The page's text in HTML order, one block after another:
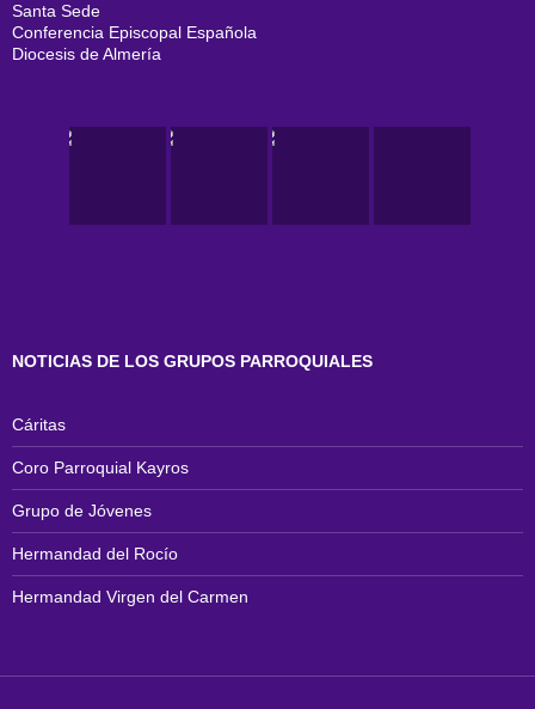
Santa Sede
Conferencia Episcopal Española
Diocesis de Almería
NOTICIAS DE LOS GRUPOS PARROQUIALES
Cáritas
Coro Parroquial Kayros
Grupo de Jóvenes
Hermandad del Rocío
Hermandad Virgen del Carmen